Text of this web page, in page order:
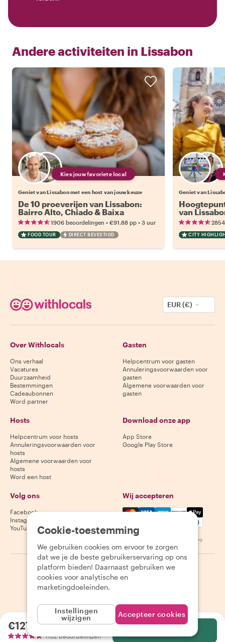
Andere activiteiten in Lissabon
Kies jouw favoriete local
Geniet van Lissabon met een host van jouw keuze
De 10 proeverijen van Lissabon:
Bairro Alto, Chiado & Baixa
1906 beoordelingen • €91.88 pp • 3 uur
FOOD TOUR DIRECT BEVESTIGD
Geniet van
van
CITY
€127.94per persoon
1152 beoordelingen
EUR (€)
Over Withlocals
Ons verhaal
Vacatures
Duurzaamheid
Bestemmingen
Cadeaubonnen
Word partner
Gasten
Helpcentrum voor gasten
Annuleringsvoorwaarden voor
gasten
Algemene voorwaarden voor
gasten
Hosts
Helpcentrum voor hosts
Annuleringsvoorwaarden voor
hosts
Algemene voorwaarden voor
hosts
Word een host
Download onze app
App Store
Google Play Store
Volg ons
Facebook
Instagram
YouTube
Wij accepteren
Mastercard, Visa, Amex,
Beschikbaarheid varieert per bestemming
2026 Withlocals.com | Privacybeleid | Cookies | Sitemap
Cookie-toestemming
We gebruiken cookies om ervoor te zorgen
dat we je de beste gebruikerservaring op ons
platform bieden! Daarnaast gebruiken we
cookies voor analytische en
marketingdoeleinden.
Instellingen
wijzigen
Accepteer cookies